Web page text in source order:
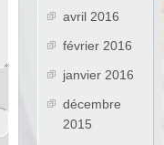
avril 2016
février 2016
janvier 2016
décembre
2015